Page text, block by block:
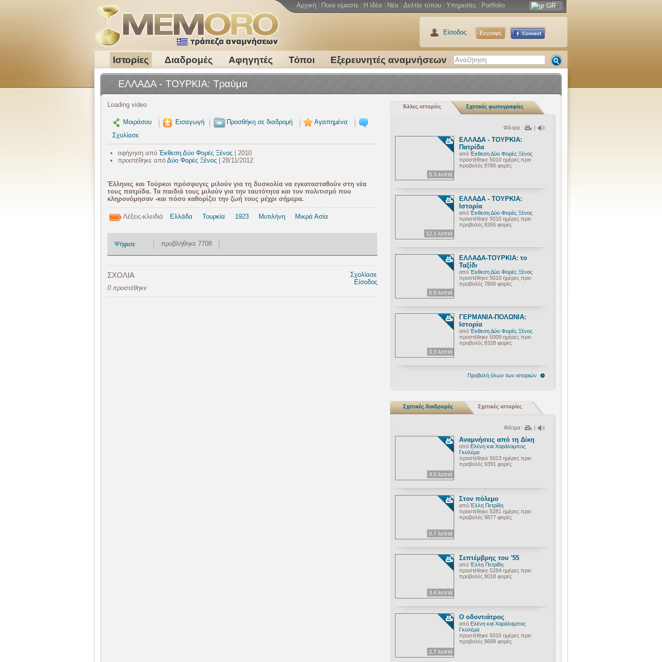
Ιστορίες Διαδρομές Αφηγητές Τόποι Εξερευνητές αναμνήσεων
Αρχική Ποιοι είμαστε Η Ιδέα Νέα Δελτία τύπου Υπηρεσίες Portfolio GR
Είσοδος Εγγραφή
ΕΛΛΑΔΑ - ΤΟΥΡΚΙΑ: Τραύμα
Loading video
Μοιράσου Εισαγωγή Προσθήκη σε διαδρομή
Αγαπημένα
Σχολίασε
αφήγηση από Έκθεση Δύο Φορές Ξένος| 2010
προστέθηκε από Δύο Φορές Ξένος| 28/11/2012
Έλληνες και Τούρκοι πρόσφυγες μιλούν για τη δυσκολία να εγκατασταθούν στη νέα
τους πατρίδα. Τα παιδιά τους μιλούν για την ταυτότητα και τον πολιτισμό που
κληρονόμησαν -και πόσο καθορίζει την ζωή τους μέχρι σήμερα.
Λέξεις-κλειδιά Ελλάδα Τουρκία 1923 Μυτιλήνη Μικρά Ασία
Ψήφισε προβλήθηκε 7708
ΣΧΟΛΙΑ
0 προστέθηκε
Σχολίασε
Είσοδος
Άλλες ιστορίες Σχετικές φωτογραφίες
Φίλτρα : |
5.3 λεπτά
ΕΛΛΑΔΑ - ΤΟΥΡΚΙΑ:
Πατρίδα
από Έκθεση Δύο Φορές Ξένος
προστέθηκε 5010 ημέρες πριν
προβολές 8786 φορές
12.1 λεπτά
ΕΛΛΑΔΑ - ΤΟΥΡΚΙΑ:
Ιστορία
από Έκθεση Δύο Φορές Ξένος
προστέθηκε 5010 ημέρες πριν
προβολές 8265 φορές
6.9 λεπτά
ΕΛΛΑΔΑ-ΤΟΥΡΚΙΑ: το
Ταξίδι
από Έκθεση Δύο Φορές Ξένος
προστέθηκε 5010 ημέρες πριν
προβολές 7806 φορές
0.3 λεπτά
ΓΕΡΜΑΝΙΑ-ΠΟΛΩΝΙΑ:
Ιστορία
από Έκθεση Δύο Φορές Ξένος
προστέθηκε 5009 ημέρες πριν
προβολές 8328 φορές
Προβολή όλων των ιστοριών
Σχετικές διαδρομές Σχετικές ιστορίες
Φίλτρα : |
4.0 λεπτά
Αναμνήσεις από τη Δίκη
από Ελένη και Χαράλαμπος
Γκολέμα
προστέθηκε 5013 ημέρες πριν
προβολές 9391 φορές
0.7 λεπτά
Στον πόλεμο
από Έλλη Πετρίδη
προστέθηκε 5281 ημέρες πριν
προβολές 9877 φορές
3.4 λεπτά
Σεπτέμβρης του '55
από Έλλη Πετρίδη
προστέθηκε 5284 ημέρες πριν
προβολές 8018 φορές
2.7 λεπτά
Ο οδοντιάτρος
από Ελένη και Χαράλαμπος
Γκολέμα
προστέθηκε 5015 ημέρες πριν
προβολές 8689 φορές